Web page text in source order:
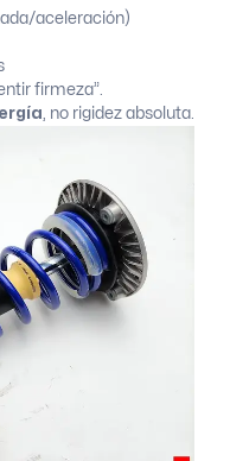
aceleración)
firmeza”.
, no rigidez absoluta.